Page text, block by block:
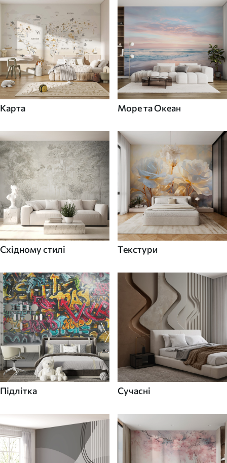
Карта Море та Океан
Східному стилі Текстури
Підлітка Сучасні